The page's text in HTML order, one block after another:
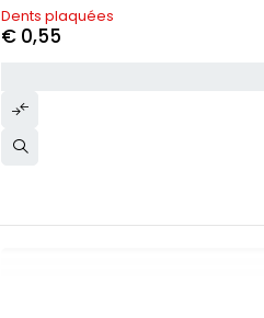
Dents plaquées
€ 0,55